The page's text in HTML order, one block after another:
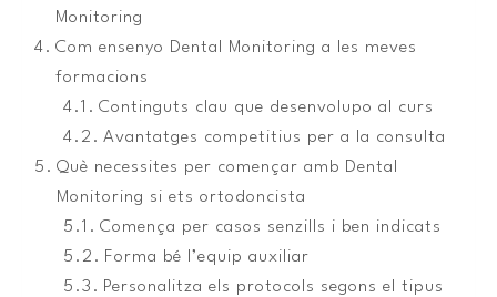
Monitoring
Com ensenyo Dental Monitoring a les meves
formacions
Continguts clau que desenvolupo al curs
Avantatges competitius per a la consulta
Què necessites per començar amb Dental
Monitoring si ets ortodoncista
Comença per casos senzills i ben indicats
Forma bé l’equip auxiliar
Personalitza els protocols segons el tipus